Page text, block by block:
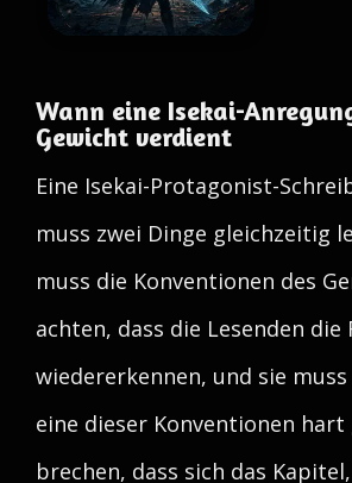
Wann eine Isekai-
Gewicht verdient
Eine Isekai-Protagonist-
muss zwei Dinge gleichzeitig
muss die Konventionen des
achten, dass die Lesenden die
wiedererkennen, und sie
eine dieser Konventionen hart
brechen, dass sich das